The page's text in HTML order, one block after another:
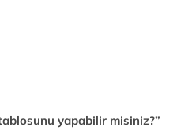
yapabilir misiniz?”